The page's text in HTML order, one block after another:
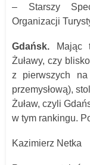
– Starszy
Organizacji
Gdańsk. Mając
Żuławy, czy
z pierwszych
przemysłową),
Żuław, czyli
w tym rankingu.
Kazimierz Netka